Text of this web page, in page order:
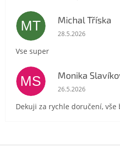
MT Michal Tříska
Hodnocení
28.5.2026
Vse super
MS Monika
Hodnocení
26.5.2026
Dekuji za rychle doručení, vše